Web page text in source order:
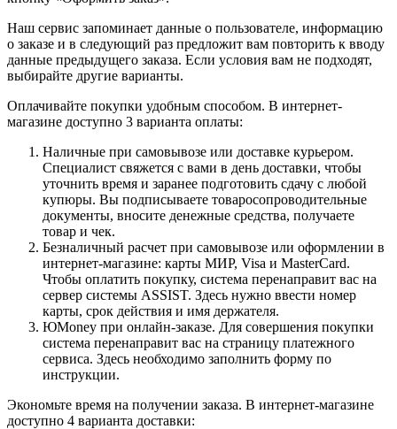
Наш сервис запоминает данные о пользователе, информацию
о заказе и в следующий раз предложит вам повторить к вводу
данные предыдущего заказа. Если условия вам не подходят,
выбирайте другие варианты.
Оплачивайте покупки удобным способом. В интернет-
магазине доступно 3 варианта оплаты:
Наличные при самовывозе или доставке курьером.
Специалист свяжется с вами в день доставки, чтобы
уточнить время и заранее подготовить сдачу с любой
купюры. Вы подписываете товаросопроводительные
документы, вносите денежные средства, получаете
товар и чек.
Безналичный расчет при самовывозе или оформлении в
интернет-магазине: карты МИР, Visa и MasterCard.
Чтобы оплатить покупку, система перенаправит вас на
сервер системы ASSIST. Здесь нужно ввести номер
карты, срок действия и имя держателя.
ЮMoney при онлайн-заказе. Для совершения покупки
система перенаправит вас на страницу платежного
сервиса. Здесь необходимо заполнить форму по
инструкции.
Экономьте время на получении заказа. В интернет-магазине
доступно 4 варианта доставки: